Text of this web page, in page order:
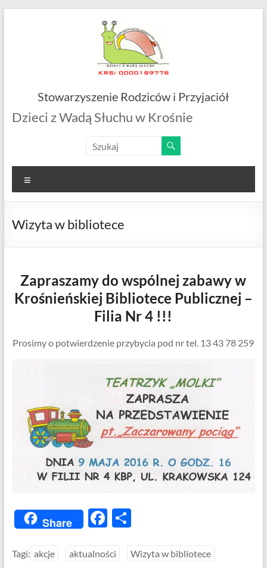
Stowarzyszenie Rodziców i Przyjaciół
Dzieci z Wadą Słuchu w Krośnie
Wizyta w bibliotece
Zapraszamy do wspólnej zabawy w
Krośnieńskiej Bibliotece Publicznej –
Filia Nr 4 !!!
Prosimy o potwierdzenie przybycia pod nr tel. 13 43 78 259
Share
F
e
S
ar
Tagi: akcje aktualności Wizyta w bibliotece